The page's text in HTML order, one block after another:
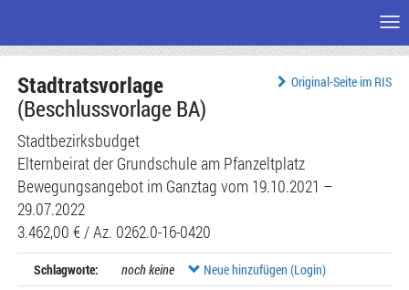
Seiteninhalt
Original-Seite im RIS
Stadtratsvorlage
(Beschlussvorlage BA)
Stadtbezirksbudget
Elternbeirat der Grundschule am Pfanzeltplatz
Bewegungsangebot im Ganztag vom 19.10.2021 –
29.07.2022
3.462,00 € / Az. 0262.0-16-0420
Schlagworte: noch keine
Neue hinzufügen (Login)